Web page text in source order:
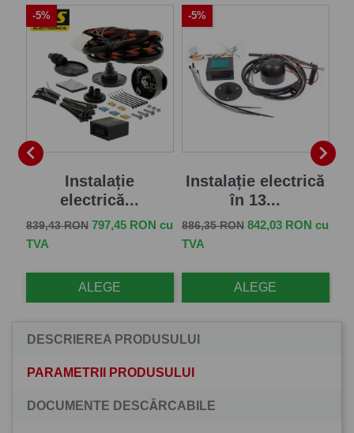

Instalație
electrică...
Pret de baza
839,43 RON Pret
797,45 RON cu
TVA
ALEGE
-5%
Instalație electrică
în 13...
Pret de baza
886,35 RON Pret
842,03 RON cu
TVA
ALEGE
-5%

DESCRIEREA PRODUSULUI
PARAMETRII PRODUSULUI
DOCUMENTE DESCĂRCABILE